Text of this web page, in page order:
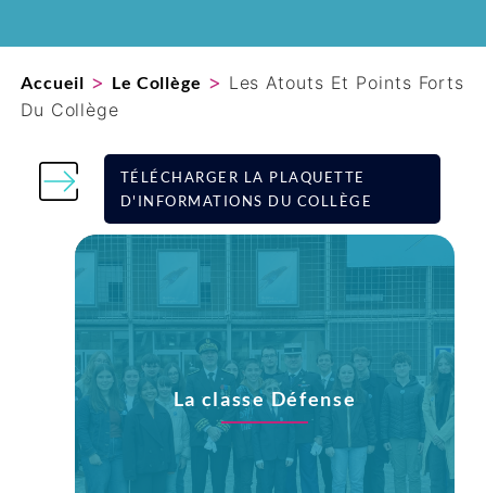
Accueil > Le Collège > Les Atouts Et Points Forts
Du Collège
TÉLÉCHARGER LA PLAQUETTE
D'INFORMATIONS DU COLLÈGE
La classe Défense